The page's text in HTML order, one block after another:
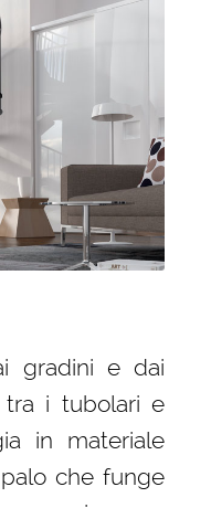
gradini e dai
tra i tubolari e
in materiale
che funge